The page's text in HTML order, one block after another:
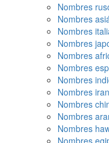
Nombres
Nombres
Nombres
Nombres
Nombres
Nombres
Nombres
Nombres
Nombres
Nombres
Nombres